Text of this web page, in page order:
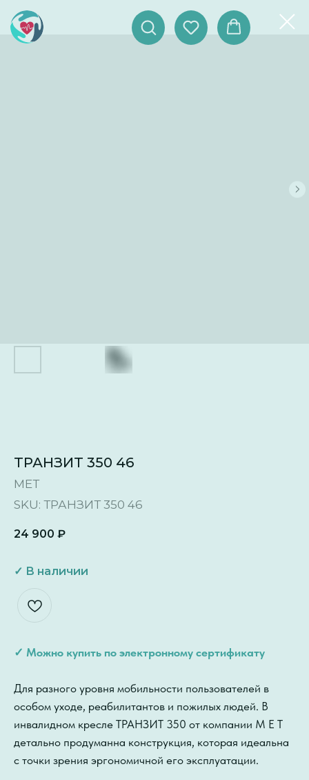
ТРАНЗИТ 350 46
МЕТ
SKU: ТРАНЗИТ 350 46
24 900 ₽
✓ Можно купить по электронному сертификату
Для разного уровня мобильности пользователей в
особом уходе, реабилитантов и пожилых людей. В
инвалидном кресле ТРАНЗИТ 350 от компании М Е Т
детально продуманна конструкция, которая идеальна
с точки зрения эргономичной его эксплуатации.